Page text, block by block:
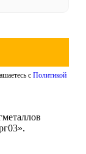
с Политикой